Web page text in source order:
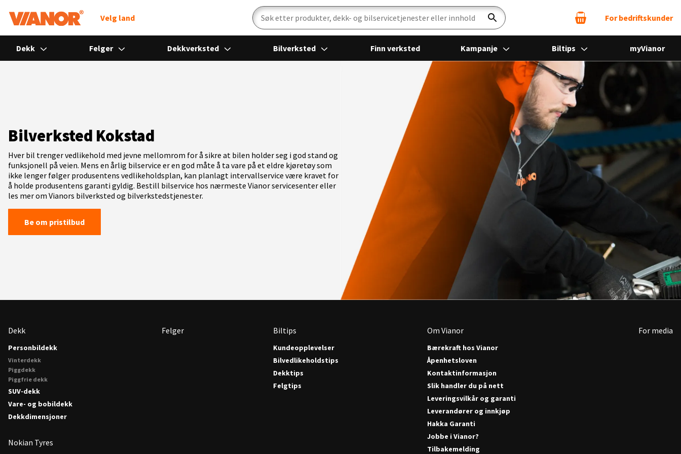
Velg land Søk For bedriftskunder
Dekk Felger Dekkverksted Bilverksted Finn verksted Kampanje Biltips myVianor
Bilverksted Kokstad
Hver bil trenger vedlikehold med jevne mellomrom for å sikre at bilen holder seg i god stand og
funksjonell på veien. Mens en årlig bilservice er en god måte å ta vare på et eldre kjøretøy som
ikke lenger følger produsentens vedlikeholdsplan, kan planlagt intervallservice være kravet for
å holde produsentens garanti gyldig. Bestill bilservice hos nærmeste Vianor servicesenter eller
les mer om Vianors bilverksted og bilverkstedstjenester.
Be om pristilbud
Dekk
Personbildekk
Vinterdekk
Piggdekk
Piggfrie dekk
SUV-dekk
Vare- og bobildekk
Dekkdimensjoner
Nokian Tyres
Felger Biltips
Kundeopplevelser
Bilvedlikeholdstips
Dekktips
Felgtips
Om Vianor
Bærekraft hos Vianor
Åpenhetsloven
Kontaktinformasjon
Slik handler du på nett
Leveringsvilkår og garanti
Leverandører og innkjøp
Hakka Garanti
Jobbe i Vianor?
Tilbakemelding
For media